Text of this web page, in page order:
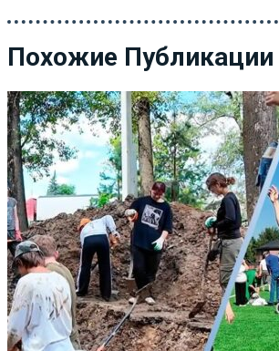
Похожие Публикации